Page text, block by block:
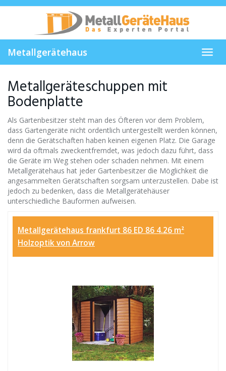
Skip
Metallgerätehaus
Metallgeräteschuppen mit
Bodenplatte
Als Gartenbesitzer steht man des Öfteren vor dem Problem,
dass Gartengeräte nicht ordentlich untergestellt werden können,
denn die Gerätschaften haben keinen eigenen Platz. Die Garage
wird da oftmals zweckentfremdet, was jedoch dazu führt, dass
die Geräte im Weg stehen oder schaden nehmen. Mit einem
Metallgerätehaus hat jeder Gartenbesitzer die Möglichkeit die
angesammelten Gerätschaften sorgsam unterzustellen. Dabe ist
jedoch zu bedenken, dass die Metallgerätehäuser
unterschiedliche Bauformen aufweisen.
Metallgerätehaus frankfurt 86 ED 86 4.26 m²
Holzoptik von Arrow